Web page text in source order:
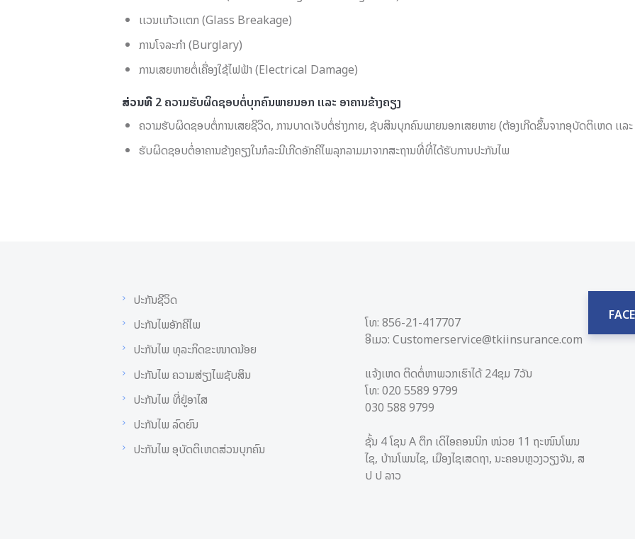
ເເວນເເກ້ວເເຕກ (Glass Breakage)
ການໂຈລະກໍາ (Burglary)
ການເສຍຫາຍຕໍ່ເຄື່ອງໃຊ້ໄຟຟ້າ (Electrical Damage)
ສ່ວນທີ2 ຄວາມຮັບຜິດຊອບຕໍ່ບຸກຄົນພາຍນອກ ເເລະ ອາຄານຂ້າງຄຽງ
ຄວາມຮັບຜິດຊອບຕໍ່ການເສຍຊີວິດ, ການບາດເຈັບຕໍ່ຮ່າງກາຍ, ຊັບສິນບຸກຄົນພາຍນອກເສຍຫາຍ (ຕ້ອງເກີດຂຶ້ນຈາກອຸບັດຕິເຫດ ເເລ
ຮັບຜິດຊອບຕໍ່ອາຄານຂ້າງຄຽງໃນກໍລະນີເກີດອັກຄີໄພລຸກລາມມາຈາກສະຖານທີ່ທີ່ໄດ້ຮັບການປະກັນໄພ
ປະກັນຊີວິດ
ປະກັນໄພອັກຄີໄພ
ປະກັນໄພ ທຸລະກິດຂະໜາດນ້ອຍ
ປະກັນໄພ ຄວາມສ່ຽງໄພຊັບສິນ
ປະກັນໄພ ທີ່ຢູ່ອາໄສ
ປະກັນໄພ ລົດຍົນ
ປະກັນໄພ ອຸບັດຕິເຫດສ່ວນບຸກຄົນ
ໂທ: 856-21-417707
ອີເມວ: Customerservice@tkiinsurance.com
ແຈ້ງເຫດ ຕິດຕໍ່ຫາພວກເຮົາໄດ້ 24ຊມ 7ວັນ
ໂທ: 020 5589 9799
030 588​ 9799
ຊັ້ນ 4 ໂຊນ A ຕຶກ ເດິໄອຄອນນິກ ໜ່ວຍ 11 ຖະໜົນໂພນ
ໄຊ, ບ້ານໂພນໄຊ, ເມືອງໄຊເສດຖາ, ນະຄອນຫຼວງວຽງຈັນ, ສ
ປ ປ ລາວ